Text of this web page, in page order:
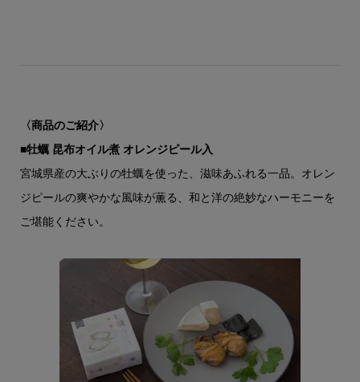
〈商品のご紹介〉
■牡蠣 昆布オイル煮 オレンジピール入
宮城県産の大ぶりの牡蠣を使った、滋味あふれる一品。オレン
ジピールの爽やかな風味が薫る、和と洋の絶妙なハーモニーを
ご堪能ください。